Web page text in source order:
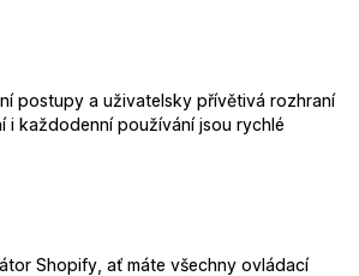
postupy a uživatelsky přívětivá rozhraní
i každodenní používání jsou rychlé
Shopify, ať máte všechny ovládací